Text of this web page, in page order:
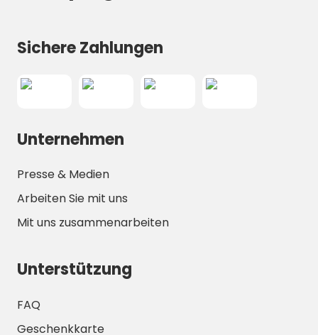
Sichere Zahlungen
Unternehmen
Presse & Medien
Arbeiten Sie mit uns
Mit uns zusammenarbeiten
Unterstützung
FAQ
Geschenkkarte